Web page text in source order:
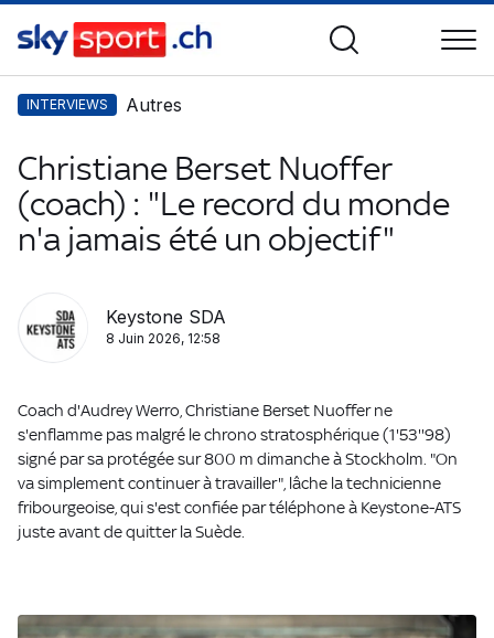
INTERVIEWS Autres
Christiane Berset Nuoffer
(coach) : "Le record du monde
n'a jamais été un objectif"
Keystone SDA
8 Juin 2026, 12:58
Coach d'Audrey Werro, Christiane Berset Nuoffer ne
s'enflamme pas malgré le chrono stratosphérique (1'53''98)
signé par sa protégée sur 800 m dimanche à Stockholm. "On
va simplement continuer à travailler", lâche la technicienne
fribourgeoise, qui s'est confiée par téléphone à Keystone-ATS
juste avant de quitter la Suède.